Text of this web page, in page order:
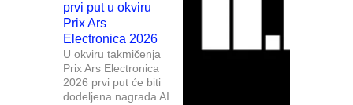
prvi put u okviru
Prix Ars
Electronica 2026
U okviru takmičenja
Prix Ars Electronica
2026 prvi put će biti
dodeljena nagrada AI